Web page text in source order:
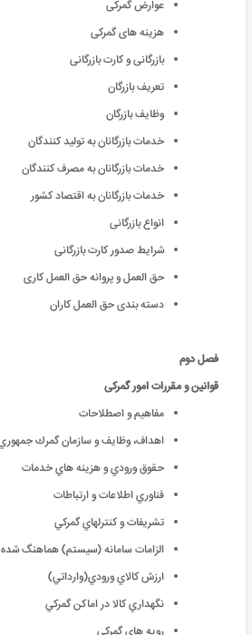
عوارض گمرکی
هزینه های گمرکی
بازرگانی و کارت بازرگانی
تعریف بازرگان
وظایف بازرگان
خدمات بازرگانان به تولید کنندگان
خدمات بازرگانان به مصرف کنندگان
خدمات بازرگانان به اقتصاد کشور
انواع بازرگانی
شرایط صدور کارت بازرگانی
حق العمل و پروانه حق العمل کاری
دسته بندی حق العمل کاران
فصل دوم
قوانین و مقررات امور گمرکی
مفاهیم و اصطلاحات
اهداف، وظايف و سازمان گمرك
حقوق ورودي و هزينه هاي خدمات
فناوري اطلاعات و ارتباطات
تشريفات و كنترلهاي گمركي
الزامات سامانه (سيستم) هماهنگ
ارزش كالاي ورودي(وارداتي)
نگهداري كالا در اماكن گمركي
رويه هاي گمركي